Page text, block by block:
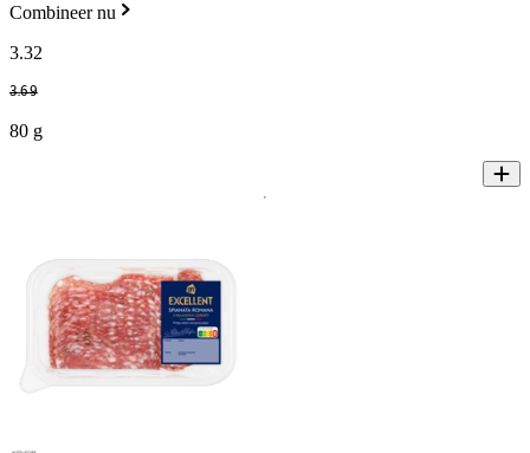
Combineer nu
3.32
3.69
80 g